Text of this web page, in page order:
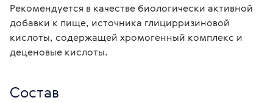
Рекомендуется в качестве биологически активной
добавки к пище, источника глицирризиновой
кислоты, содержащей хромогенный комплекс и
деценовые кислоты.
Состав